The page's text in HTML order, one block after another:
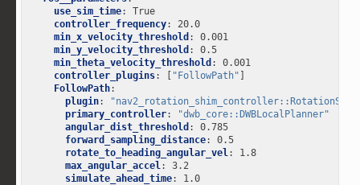
use_sim_time:
True
controller_frequency:
20.0
min_x_velocity_threshold :
0.001
min_y_velocity_threshold :
0.5
min_theta_velocity_threshold :
0.001
controller_plugins: [ "FollowPath" ]
FollowPath:
plugin:
primary_controller:
"dwb_core::DWBLocalPlanner"
angular_dist_threshold :
0.785
forward_sampling_distance:
0.5
rotate_to_heading_angular_vel:
1.8
max_angular_accel:
3.2
simulate_ahead_time: 1.0